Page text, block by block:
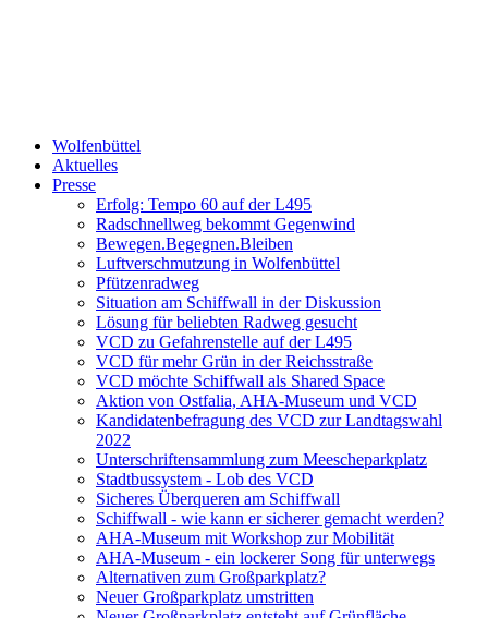
Wolfenbüttel
Aktuelles
Presse
Erfolg: Tempo 60 auf der L495
Radschnellweg bekommt Gegenwind
Bewegen.Begegnen.Bleiben
Luftverschmutzung in Wolfenbüttel
Pfützenradweg
Situation am Schiffwall in der Diskussion
Lösung für beliebten Radweg gesucht
VCD zu Gefahrenstelle auf der L495
VCD für mehr Grün in der Reichsstraße
VCD möchte Schiffwall als Shared Space
Aktion von Ostfalia, AHA-Museum und VCD
Kandidatenbefragung des VCD zur Landtagswahl
2022
Unterschriftensammlung zum Meescheparkplatz
Stadtbussystem - Lob des VCD
Sicheres Überqueren am Schiffwall
Schiffwall - wie kann er sicherer gemacht werden?
AHA-Museum mit Workshop zur Mobilität
AHA-Museum - ein lockerer Song für unterwegs
Alternativen zum Großparkplatz?
Neuer Großparkplatz umstritten